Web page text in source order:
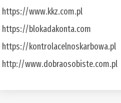
https://www.kkz.com.pl
https://blokadakonta.com
https://kontrolacelnoskarbowa.pl
http://www.dobraosobiste.com.pl